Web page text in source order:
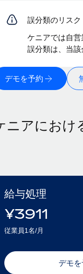
誤分類のリスク
ケニアでは自
誤分類は、当該
デモを予約
ニアにおけ
給与処理
¥3911
従業員1名/月
デモ